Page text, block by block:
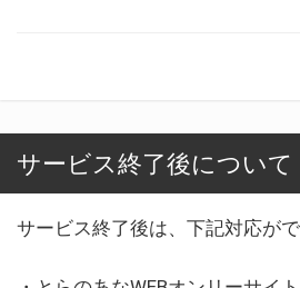
サービス終了後について
サービス終了後は、下記対応がで